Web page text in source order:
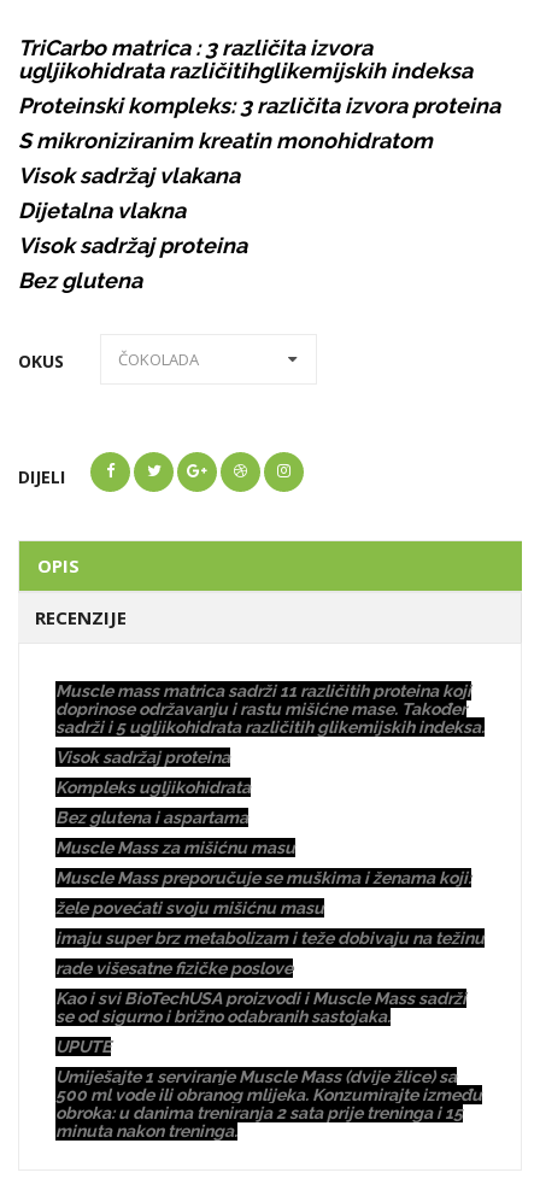
TriCarbo matrica : 3 različita izvora
ugljikohidratarazličitihglikemijskih indeksa
Proteinski kompleks: 3 različita izvora proteina
S mikroniziranim kreatin monohidratom
Visok sadržaj vlakana
Dijetalna vlakna
Visok sadržaj proteina
Bez glutena
OKUS
DIJELI
OPIS
RECENZIJE
Muscle mass matrica sadrži 11 različitih proteina koji
doprinose održavanju i rastu mišićne mase. Također
sadrži i 5 ugljikohidrata različitih glikemijskih indeksa.
Visok sadržaj proteina
Kompleks ugljikohidrata
Bez glutena i aspartama
Muscle Mass za mišićnu masu
Muscle Mass preporučuje se muškima i ženama koji:
žele povećati svoju mišićnu masu
imaju super brz metabolizam i teže dobivaju na težinu
rade višesatne fizičke poslove
Kao i svi BioTechUSA proizvodi i Muscle Mass sadrži
se od sigurno i brižno odabranih sastojaka.
UPUTE
Umiješajte 1 serviranje Muscle Mass (dvije žlice) sa
500 ml vode ili obranog mlijeka. Konzumirajte između
obroka: u danima treniranja 2 sata prije treninga i 15
minuta nakon treninga.